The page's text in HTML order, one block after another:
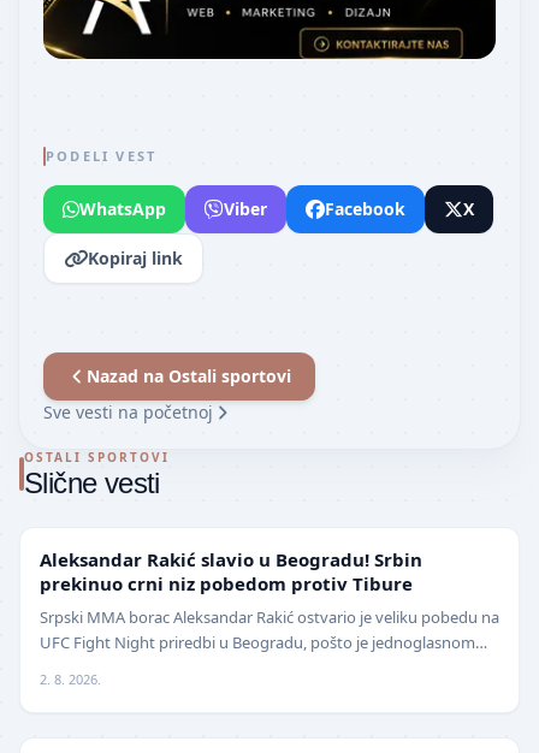
PODELI VEST
WhatsApp Viber Facebook X
Kopiraj link
Nazad na Ostali sportovi
Sve vesti na početnoj
OSTALI SPORTOVI
Slične vesti
Aleksandar Rakić slavio u Beogradu! Srbin
prekinuo crni niz pobedom protiv Tibure
Srpski MMA borac Aleksandar Rakić ostvario je veliku pobedu na
UFC Fight Night priredbi u Beogradu, pošto je jednoglasnom
2. 8. 2026.